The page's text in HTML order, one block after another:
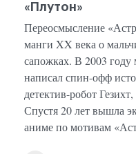
«Плутон»
Переосмысление
манги XX века о
сапожках. В 2003 году
написал спин-офф
детектив-робот
Спустя 20 лет вышла
аниме по мотивам